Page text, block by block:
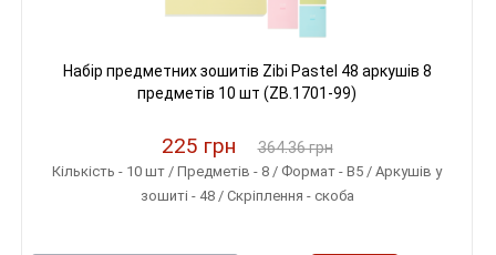
Набір предметних зошитів Zibi Pastel 48 аркушів 8
предметів 10 шт (ZB.1701-99)
225 грн 364.36 грн
Кількість - 10 шт / Предметів - 8 / Формат - B5 / Аркушів у
зошиті - 48 / Скріплення - скоба